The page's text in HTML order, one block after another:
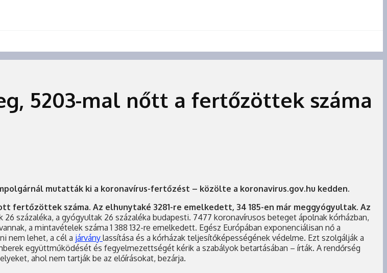
5203-mal nőtt a fertőzöttek száma
mutatták ki a koronavírus-fertőzést – közölte a koronavirus.gov.hu kedden.
fertőzöttek száma. Az elhunytaké 3281-re emelkedett, 34 185-en már meggyógyultak. Az
százaléka, a gyógyultak 26 százaléka budapesti. 7477 koronavírusos beteget ápolnak kórházban,
a mintavételek száma 1 388 132-re emelkedett. Egész Európában exponenciálisan nő a
nem lehet, a cél a járvány lassítása és a kórházak teljesítőképességének védelme. Ezt szolgálják a
együttműködését és fegyelmezettségét kérik a szabályok betartásában – írták. A rendőrség
ahol nem tartják be az előírásokat, bezárja.